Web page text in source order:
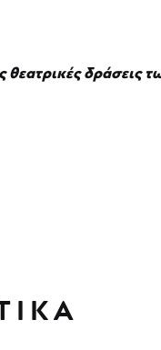
θεατρικές δράσεις